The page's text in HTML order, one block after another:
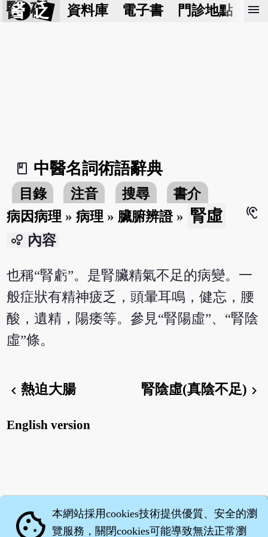
醫 砭 資料庫 電子書 門診地點 預
menu
book_2
中醫名詞術語辭典
目錄 注音 搜尋
書介
病因病理 »病理 » 臟腑辨證» 腎虛
hearing
bubble_chart 內容
也稱“腎虧”。是腎臟精氣不足的病變。一
般症狀有精神疲乏，頭暈耳鳴，健忘，腰
酸，遺精，陽痿等。參見“腎陽虛”、“腎陰
虛”條。
chevron_left熱迫大腸 腎陰虛(真陰不足) chevron_right
English version
cookie 本網站採用cookies技術提供優質、安全的瀏
覽服務，關閉cookies可能導致無法正常瀏